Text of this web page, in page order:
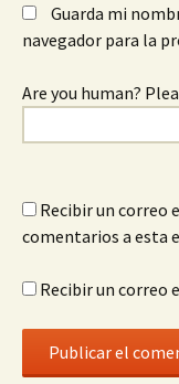
Guarda mi
navegador para la
Are you human?
Recibir un correo
comentarios a esta
Recibir un correo